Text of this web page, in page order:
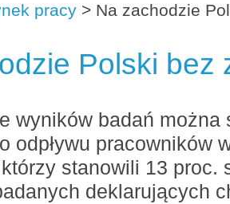
pracy > Na zachodzie
Polski bez
wyników badań można
odpływu pracowników
stanowili 13 proc.
deklarujących